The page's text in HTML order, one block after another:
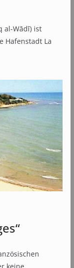
Hafenstadt La
keine